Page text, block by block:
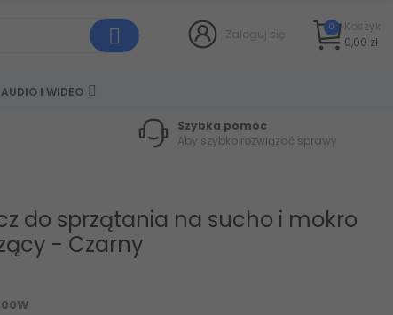
Zaloguj się 0
Koszyk
0,00 zł
AUDIO I WIDEO
Szybka pomoc
Aby szybko rozwiązać sprawy
do sprzątania na sucho i mokro
- Czarny